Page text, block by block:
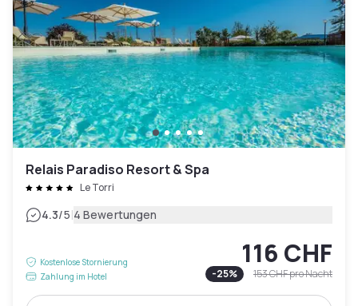
Relais Paradiso Resort & Spa
Le Torri
4.3/5|4 Bewertungen
Kostenlose Stornierung
Zahlung im Hotel
116 CHF
-25% 153 CHFpro Nacht